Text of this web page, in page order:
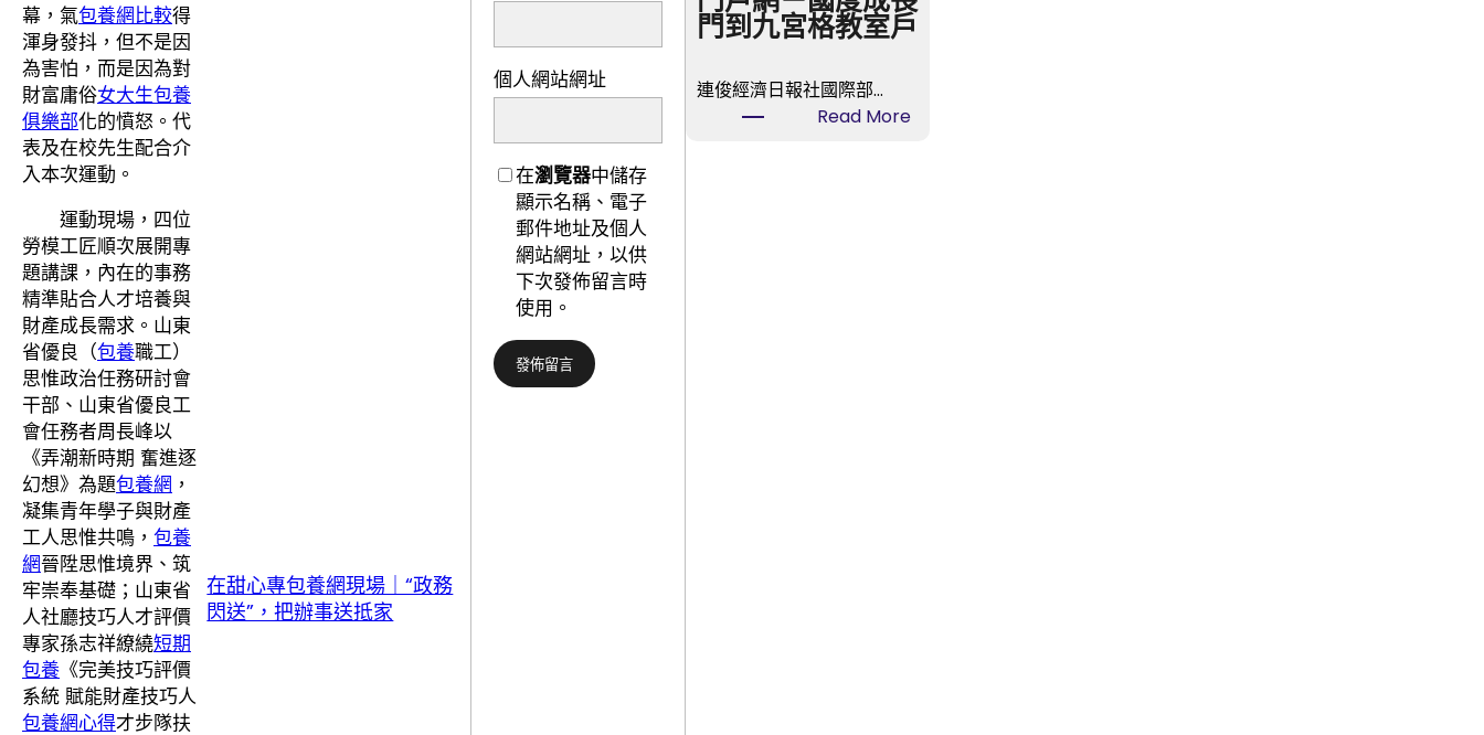
幕，氣包養網比較得
渾身發抖，但不是因
為害怕，而是因為對
財富庸俗女大生包養
俱樂部化的憤怒。代
表及在校先生配合介
入本次運動。
運動現場，四位
勞模工匠順次展開專
題講課，內在的事務
精準貼合人才培養與
財產成長需求。山東
省優良（包養職工）
思惟政治任務研討會
干部、山東省優良工
會任務者周長峰以
《弄潮新時期 奮進逐
幻想》為題包養網 ，
凝集青年學子與財產
工人思惟共鳴， 包養
網晉陞思惟境界、筑
牢崇奉基礎；山東省
人社廳技巧人才評價
專家孫志祥繚繞短期
包養 《完美技巧評價
系統 賦能財產技巧人
包養網心得才步隊扶
在甜心專包養網現場｜“政務
閃送”，把辦事送抵家
個人網站網址
在瀏覽器中儲存
顯示名稱、電子
郵件地址及個人
網站網址，以供
下次發佈留言時
使用。
健
頭
門到九宮格教室戶
連俊經濟日報社國際部…
Read More: